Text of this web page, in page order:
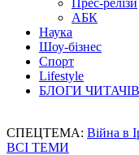
Прес-релізи
АБК
Наука
Шоу-бізнес
Спорт
Lifestyle
БЛОГИ ЧИТАЧІВ
СПЕЦТЕМА: Війна в
ВСІ ТЕМИ